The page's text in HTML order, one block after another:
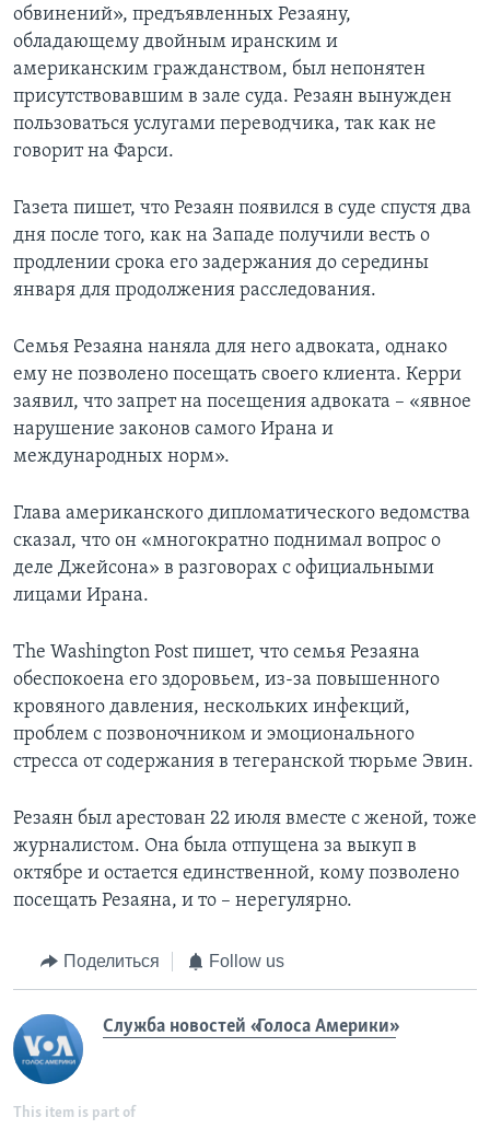
обвинений», предъявленных Резаяну,
обладающему двойным иранским и
американским гражданством, был непонятен
присутствовавшим в зале суда. Резаян вынужден
пользоваться услугами переводчика, так как не
говорит на Фарси.
Газета пишет, что Резаян появился в суде спустя два
дня после того, как на Западе получили весть о
продлении срока его задержания до середины
января для продолжения расследования.
Семья Резаяна наняла для него адвоката, однако
ему не позволено посещать своего клиента. Керри
заявил, что запрет на посещения адвоката – «явное
нарушение законов самого Ирана и
международных норм».
Глава американского дипломатического ведомства
сказал, что он «многократно поднимал вопрос о
деле Джейсона» в разговорах с официальными
лицами Ирана.
The Washington Post пишет, что семья Резаяна
обеспокоена его здоровьем, из-за повышенного
кровяного давления, нескольких инфекций,
проблем с позвоночником и эмоционального
стресса от содержания в тегеранской тюрьме Эвин.
Резаян был арестован 22 июля вместе с женой, тоже
журналистом. Она была отпущена за выкуп в
октябре и остается единственной, кому позволено
посещать Резаяна, и то – нерегулярно.
Поделиться Follow us
Служба новостей «Голоса Америки»
This item is part of